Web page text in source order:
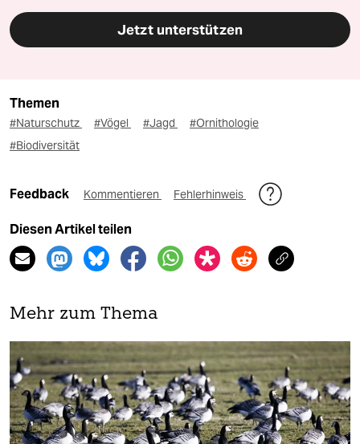
Jetzt unterstützen
Themen
#Naturschutz #Vögel #Jagd
#Ornithologie
#Biodiversität
Feedback Kommentieren Fehlerhinweis
Diesen Artikel teilen
Mehr zum Thema